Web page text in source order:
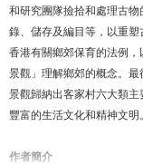
和研究團隊撿拾和處理古
錄、儲存及編目等，以重
香港有關鄉郊保育的法例
景觀」理解鄉郊的概念。
景觀歸納出客家村六大類
豐富的生活文化和精神文明。
作者簡介